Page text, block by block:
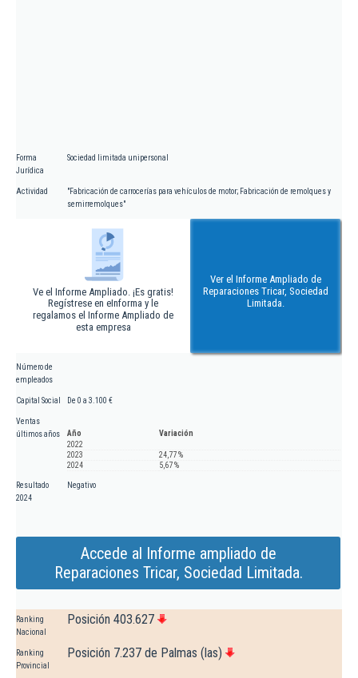
Forma
Jurídica
Sociedad limitada unipersonal
Actividad
"Fabricación de carrocerías para vehículos de motor; Fabricación de remolques y
semirremolques"
Ve el Informe Ampliado. ¡Es gratis!
Regístrese en eInforma y le
regalamos el Informe Ampliado de
esta empresa
Ver el Informe Ampliado de
Reparaciones Tricar, Sociedad
Limitada.
Número de
empleados
Capital Social De 0 a 3.100 €
Ventas
últimos años
Año
Variación
2022
2023
24,77 %
2024
5,67 %
Resultado
2024
Negativo
Accede al Informe ampliado de
Reparaciones Tricar, Sociedad Limitada.
Ranking
Nacional
Posición 403.627
Ranking
Provincial
Posición 7.237 de Palmas (las)